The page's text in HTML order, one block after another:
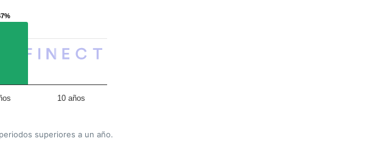
10 años
superiores a un año.